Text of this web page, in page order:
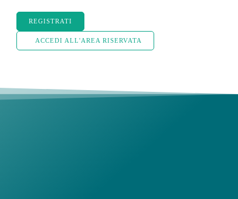
REGISTRATI
ACCEDI ALL'AREA RISERVATA